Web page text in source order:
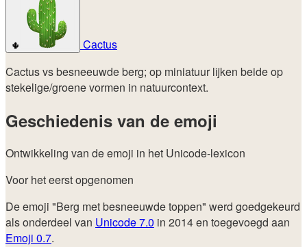
🌵
Cactus
Cactus vs besneeuwde berg; op miniatuur lijken beide op
stekelige/groene vormen in natuurcontext.
Geschiedenis van de emoji
Ontwikkeling van de emoji in het Unicode-lexicon
Voor het eerst opgenomen
De emoji "Berg met besneeuwde toppen" werd goedgekeurd
als onderdeel van Unicode 7.0 in 2014 en toegevoegd aan
Emoji 0.7.